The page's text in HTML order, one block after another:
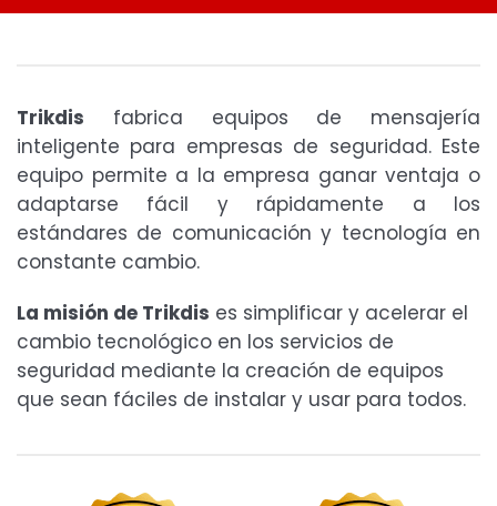
Trikdis fabrica equipos de mensajería
inteligente para empresas de seguridad. Este
equipo permite a la empresa ganar ventaja o
adaptarse fácil y rápidamente a los
estándares de comunicación y tecnología en
constante cambio.
La misión de Trikdis es simplificar y acelerar el
cambio tecnológico en los servicios de
seguridad mediante la creación de equipos
que sean fáciles de instalar y usar para todos.